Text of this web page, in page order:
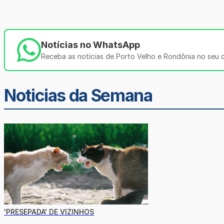
Notícias no WhatsApp
Receba as notícias de Porto Velho e Rondônia no seu
Noticias da Semana
'PRESEPADA' DE VIZINHOS